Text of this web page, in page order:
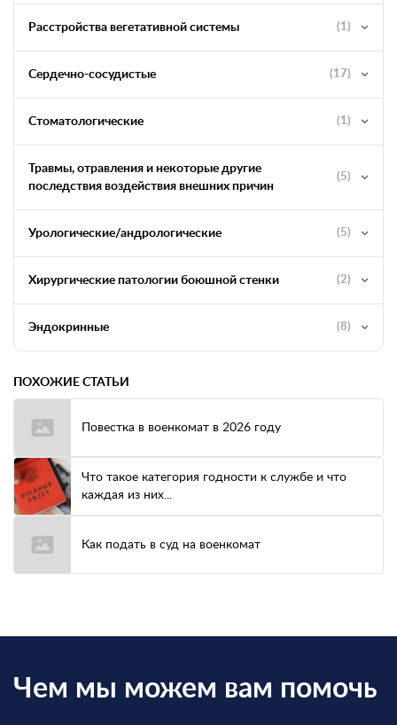
Расстройства вегетативной системы (1)
Сердечно-сосудистые (17)
Стоматологические (1)
Травмы, отравления и некоторые другие
последствия воздействия внешних причин
(5)
Урологические/андрологические (5)
Хирургические патологии боюшной стенки (2)
Эндокринные (8)
ПОХОЖИЕ СТАТЬИ
Повестка в военкомат в 2026 году
Что такое категория годности к службе и что
каждая из них...
Как подать в суд на военкомат
Чем мы можем вам помочь